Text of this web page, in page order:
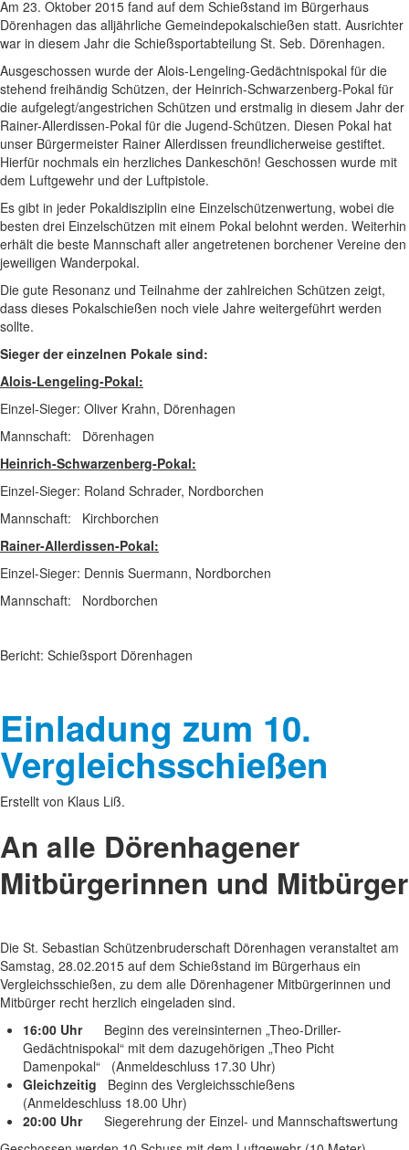
Am 23. Oktober 2015 fand auf dem Schießstand im Bürgerhaus
Dörenhagen das alljährliche Gemeindepokalschießen statt. Ausrichter
war in diesem Jahr die Schießsportabteilung St. Seb. Dörenhagen.
Ausgeschossen wurde der Alois-Lengeling-Gedächtnispokal für die
stehend freihändig Schützen, der Heinrich-Schwarzenberg-Pokal für
die aufgelegt/angestrichen Schützen und erstmalig in diesem Jahr der
Rainer-Allerdissen-Pokal für die Jugend-Schützen. Diesen Pokal hat
unser Bürgermeister Rainer Allerdissen freundlicherweise gestiftet.
Hierfür nochmals ein herzliches Dankeschön! Geschossen wurde mit
dem Luftgewehr und der Luftpistole.
Es gibt in jeder Pokaldisziplin eine Einzelschützenwertung, wobei die
besten drei Einzelschützen mit einem Pokal belohnt werden. Weiterhin
erhält die beste Mannschaft aller angetretenen borchener Vereine den
jeweiligen Wanderpokal.
Die gute Resonanz und Teilnahme der zahlreichen Schützen zeigt,
dass dieses Pokalschießen noch viele Jahre weitergeführt werden
sollte.
Sieger der einzelnen Pokale sind:
Alois-Lengeling-Pokal:
Einzel-Sieger: Oliver Krahn, Dörenhagen
Mannschaft: Dörenhagen
Heinrich-Schwarzenberg-Pokal:
Einzel-Sieger: Roland Schrader, Nordborchen
Mannschaft: Kirchborchen
Rainer-Allerdissen-Pokal:
Einzel-Sieger: Dennis Suermann, Nordborchen
Mannschaft: Nordborchen
Bericht: Schießsport Dörenhagen
Einladung zum 10.
Vergleichsschießen
Erstellt von Klaus Liß.
An alle Dörenhagener
Mitbürgerinnen und Mitbürger
Die St. Sebastian Schützenbruderschaft Dörenhagen veranstaltet am
Samstag, 28.02.2015 auf dem Schießstand im Bürgerhaus ein
Vergleichsschießen, zu dem alle Dörenhagener Mitbürgerinnen und
Mitbürger recht herzlich eingeladen sind.
16:00 Uhr
Beginn des vereinsinternen „Theo-Driller-
Gedächtnispokal“ mit dem dazugehörigen „Theo Picht
Damenpokal“ (Anmeldeschluss 17.30 Uhr)
Gleichzeitig Beginn des Vergleichsschießens
(Anmeldeschluss 18.00 Uhr)
20:00 Uhr
Siegerehrung der Einzel- und Mannschaftswertung